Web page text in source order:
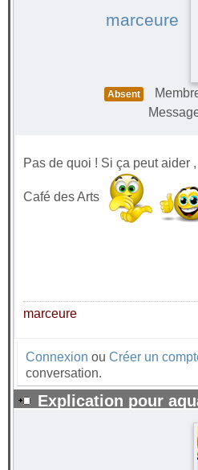
marceure
Absent
Pas de quoi ! Si ça peut aider
Café des Arts
marceure
Connexion ou Créer un
conversation.
Explication pour